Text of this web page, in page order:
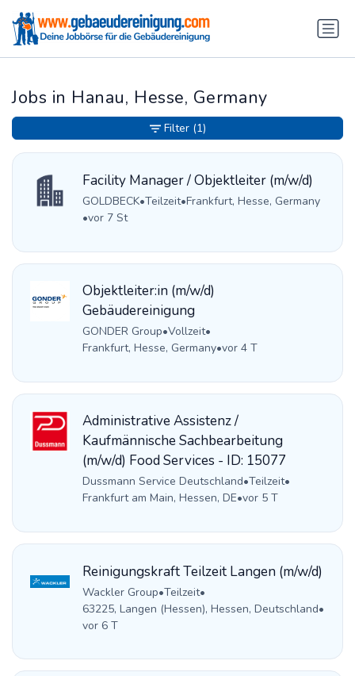
Jobs in Hanau, Hesse, Germany
Facility Manager / Objektleiter (m/w/d)
GOLDBECK•Teilzeit•Frankfurt, Hesse, Germany
•vor 7 St
Objektleiter:in (m/w/d)
Gebäudereinigung
GONDER Group•Vollzeit•
Frankfurt, Hesse, Germany•vor 4 T
Administrative Assistenz /
Kaufmännische Sachbearbeitung
(m/w/d) Food Services - ID: 15077
Dussmann Service Deutschland•Teilzeit•
Frankfurt am Main, Hessen, DE•vor 5 T
Reinigungskraft Teilzeit Langen (m/w/d)
Wackler Group•Teilzeit•
63225, Langen (Hessen), Hessen, Deutschland•
vor 6 T
Filter (1)